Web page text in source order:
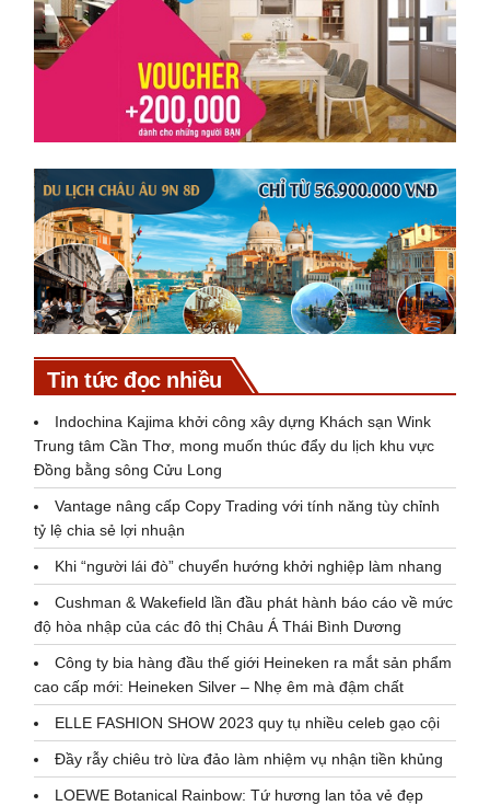
Tin tức đọc nhiều
Indochina Kajima khởi công xây dựng Khách sạn Wink
Trung tâm Cần Thơ, mong muốn thúc đẩy du lịch khu vực
Đồng bằng sông Cửu Long
Vantage nâng cấp Copy Trading với tính năng tùy chỉnh
tỷ lệ chia sẻ lợi nhuận
Khi “người lái đò” chuyển hướng khởi nghiệp làm nhang
Cushman & Wakefield lần đầu phát hành báo cáo về mức
độ hòa nhập của các đô thị Châu Á Thái Bình Dương
Công ty bia hàng đầu thế giới Heineken ra mắt sản phẩm
cao cấp mới: Heineken Silver – Nhẹ êm mà đậm chất
ELLE FASHION SHOW 2023 quy tụ nhiều celeb gạo cội
Đầy rẫy chiêu trò lừa đảo làm nhiệm vụ nhận tiền khủng
LOEWE Botanical Rainbow: Tứ hương lan tỏa vẻ đẹp